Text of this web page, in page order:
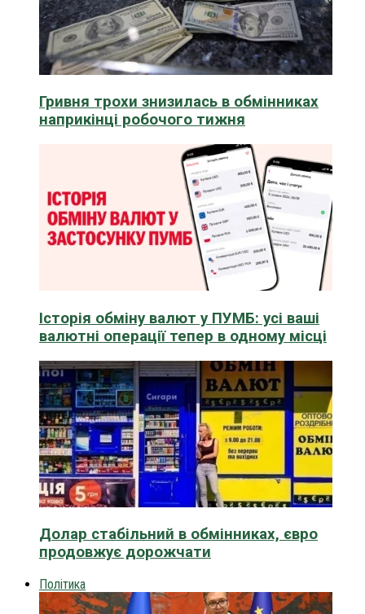
Гривня трохи знизилась в обмінниках
наприкінці робочого тижня
Історія обміну валют у ПУМБ: усі ваші
валютні операції тепер в одному місці
Долар стабільний в обмінниках, євро
продовжує дорожчати
Політика